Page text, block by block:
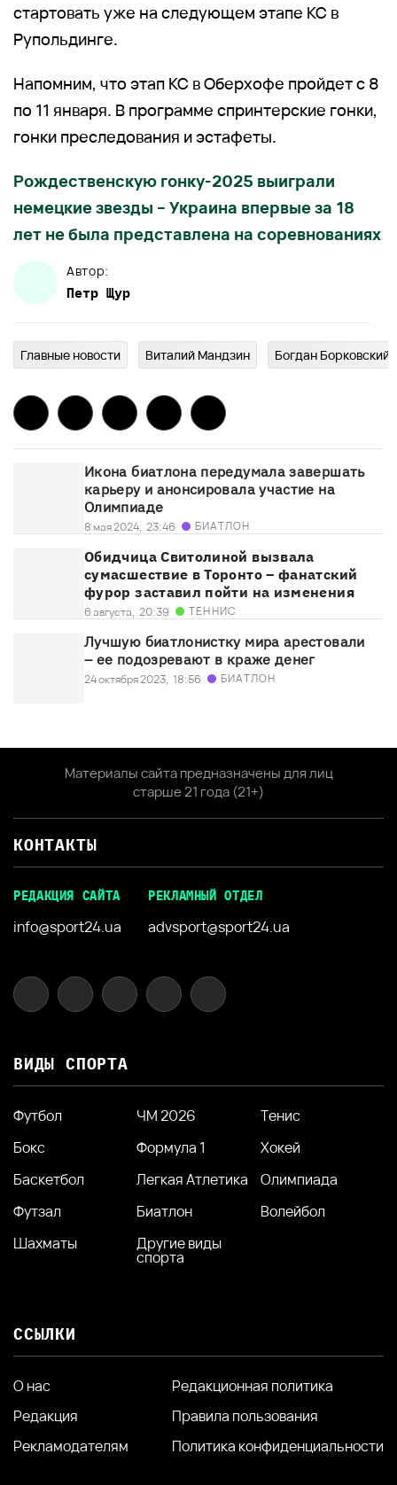
стартовать уже на следующем этапе КС в
Рупольдинге.
Напомним, что этап КС в Оберхофе пройдет с 8
по 11 января. В программе спринтерские гонки,
гонки преследования и эстафеты.
Рождественскую гонку-2025 выиграли
немецкие звезды – Украина впервые за 18
лет не была представлена на соревнованиях
Автор:
Петр Щур
Главныe новости Виталий Мандзин Богдан Борковский
Икона биатлона передумала завершать
карьеру и анонсировала участие на
Олимпиаде
8 мая 2024, 23:46 БИАТЛОН
Обидчица Свитолиной вызвала
сумасшествие в Торонто – фанатский
фурор заставил пойти на изменения
6 августа, 20:39 ТЕННИС
Лучшую биатлонистку мира арестовали
– ее подозревают в краже денег
24 октября 2023, 18:56 БИАТЛОН
Материалы сайта предназначены для лиц
старше 21 года (21+)
КОНТАКТЫ
РЕДАКЦИЯ САЙТА
info@sport24.ua
РЕКЛАМНЫЙ ОТДЕЛ
advsport@sport24.ua
ВИДЫ СПОРТА
Футбол ЧМ 2026
Тенис
Бокс
Формула 1
Хокей
Баскетбол
Легкая Атлетика
Олимпиада
Футзал
Биатлон
Волейбол
Шахматы
Другие виды
спорта
ССЫЛКИ
О нас
Редакция
Рекламодателям
Редакционная политика
Правила пользования
Политика конфиденциальности